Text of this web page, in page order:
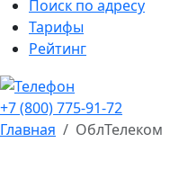
Поиск по адресу
Тарифы
Рейтинг
+7 (800) 775-91-72
Главная
ОблТелеком